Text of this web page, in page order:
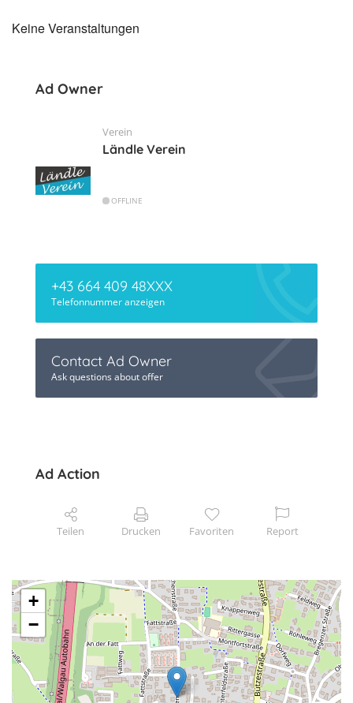
Keine Veranstaltungen
Ad Owner
Verein
Ländle Verein
OFFLINE
+43 664 409 48XXX
Telefonnummer anzeigen
Contact Ad Owner
Ask questions about offer
Ad Action
Teilen Drucken Favoriten Report
+
−